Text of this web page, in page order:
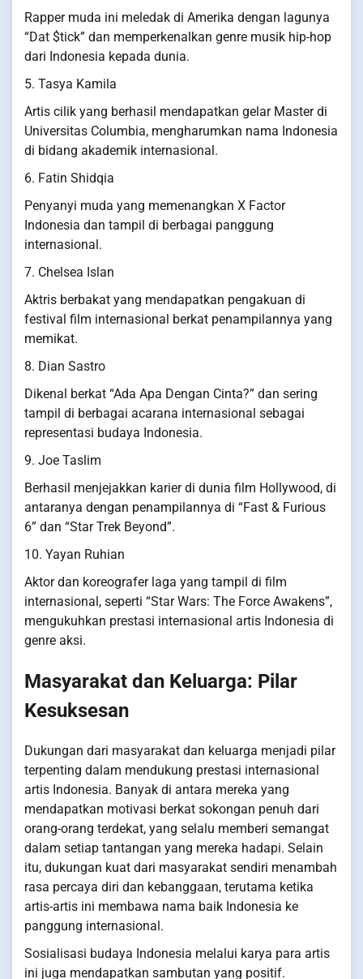
Rapper muda ini meledak di Amerika dengan lagunya
“Dat $tick” dan memperkenalkan genre musik hip-hop
dari Indonesia kepada dunia.
5. Tasya Kamila
Artis cilik yang berhasil mendapatkan gelar Master di
Universitas Columbia, mengharumkan nama Indonesia
di bidang akademik internasional.
6. Fatin Shidqia
Penyanyi muda yang memenangkan X Factor
Indonesia dan tampil di berbagai panggung
internasional.
7. Chelsea Islan
Aktris berbakat yang mendapatkan pengakuan di
festival film internasional berkat penampilannya yang
memikat.
8. Dian Sastro
Dikenal berkat “Ada Apa Dengan Cinta?” dan sering
tampil di berbagai acarana internasional sebagai
representasi budaya Indonesia.
9. Joe Taslim
Berhasil menjejakkan karier di dunia film Hollywood, di
antaranya dengan penampilannya di “Fast & Furious
6” dan “Star Trek Beyond”.
10. Yayan Ruhian
Aktor dan koreografer laga yang tampil di film
internasional, seperti “Star Wars: The Force Awakens”,
mengukuhkan prestasi internasional artis Indonesia di
genre aksi.
Masyarakat dan Keluarga: Pilar
Kesuksesan
Dukungan dari masyarakat dan keluarga menjadi pilar
terpenting dalam mendukung prestasi internasional
artis Indonesia. Banyak di antara mereka yang
mendapatkan motivasi berkat sokongan penuh dari
orang-orang terdekat, yang selalu memberi semangat
dalam setiap tantangan yang mereka hadapi. Selain
itu, dukungan kuat dari masyarakat sendiri menambah
rasa percaya diri dan kebanggaan, terutama ketika
artis-artis ini membawa nama baik Indonesia ke
panggung internasional.
Sosialisasi budaya Indonesia melalui karya para artis
ini juga mendapatkan sambutan yang positif.